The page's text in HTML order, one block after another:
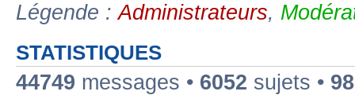
Légende :Administrateurs,
STATISTIQUES
44749 messages • 6052 sujets •